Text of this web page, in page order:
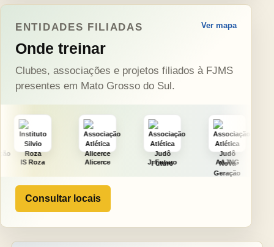
ENTIDADES FILIADAS
Onde treinar
Ver mapa
Clubes, associações e projetos filiados à FJMS
presentes em Mato Grosso do Sul.
Alicerce J. Futuro AAJNG TSURU
Consultar locais